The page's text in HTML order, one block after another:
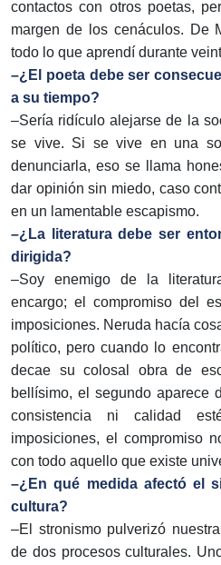
contactos con otros poetas,
margen de los cenáculos. De
todo lo que aprendí durante
–¿El poeta debe ser
a su tiempo?
–Sería ridículo alejarse de la
se vive. Si se vive en una
denunciarla, eso se llama
dar opinión sin miedo, caso
en un lamentable escapismo.
–¿La literatura debe ser
dirigida?
–Soy enemigo de la
encargo; el compromiso del
imposiciones. Neruda hacía
político, pero cuando lo
decae su colosal obra de
bellísimo, el segundo aparece
consistencia ni calidad
imposiciones, el compromiso
con todo aquello que existe
–¿En qué medida afectó el
cultura?
–El stronismo pulverizó
de dos procesos culturales.